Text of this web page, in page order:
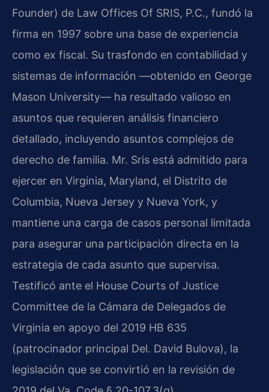
Founder) de Law Offices Of SRIS, P.C., fundó la
firma en 1997 sobre una base de experiencia
como ex fiscal. Su trasfondo en contabilidad y
sistemas de información —obtenido en George
Mason University— ha resultado valioso en
asuntos que requieren análisis financiero
detallado, incluyendo asuntos complejos de
derecho de familia. Mr. Sris está admitido para
ejercer en Virginia, Maryland, el Distrito de
Columbia, Nueva Jersey y Nueva York, y
mantiene una carga de casos personal limitada
para asegurar una participación directa en la
estrategia de cada asunto que supervisa.
Testificó ante el House Courts of Justice
Committee de la Cámara de Delegados de
Virginia en apoyo del 2019 HB 635
(patrocinador principal Del. David Bulova), la
legislación que se convirtió en la revisión de